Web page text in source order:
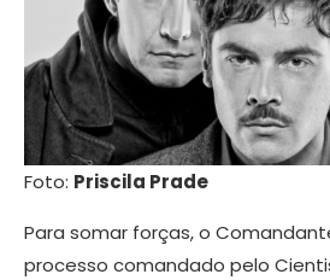
Foto: Priscila Prade
Para somar forças, o
processo comandado pelo